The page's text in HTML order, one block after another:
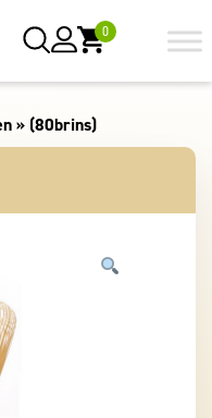
0
» (80brins)